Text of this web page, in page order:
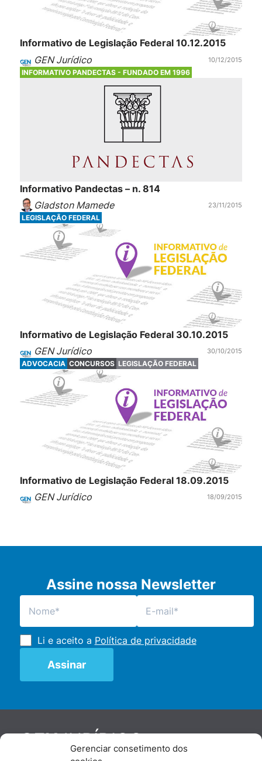
Gerenciar consetimento dos
Informativo de Legislação Federal 10.12.2015
GEN Jurídico
10/12/2015
INFORMATIVO PANDECTAS - FUNDADO EM 1996
Informativo Pandectas – n. 814
Gladston Mamede
23/11/2015
LEGISLAÇÃO FEDERAL
Informativo de Legislação Federal 30.10.2015
GEN Jurídico
30/10/2015
ADVOCACIA CONCURSOS LEGISLAÇÃO FEDERAL
Informativo de Legislação Federal 18.09.2015
GEN Jurídico
18/09/2015
Assine nossa Newsletter
Li e aceito a Política de privacidade
GENJURÍDICO
De maneira independente, os autores e